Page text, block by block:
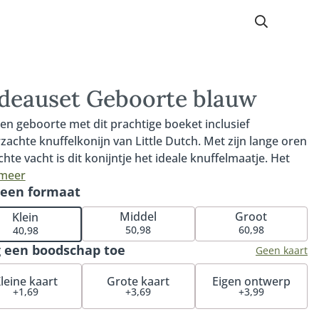
Geboorte blauw
geboorte met dit prachtige boeket inclusief
knuffelkonijn van Little Dutch. Met zijn lange oren
vacht is dit konijntje het ideale knuffelmaatje. Het
wordt met liefde samengesteld door de lokale Fleurop
Het perfecte cadeau om te geven aan de
(groot)ouders. Het boeket wordt met zorg
door de bloemist met de mooiste blauwe,
en witte seizoensbloemen die op dat moment goed
zijn. Daardoor kan het boeket iets afwijken van de
afbeelding.
formaat
Klein
40,98
Middel
50,98
Groot
60,98
een boodschap toe Geen kaart
kaart
+1,69
Grote kaart
+3,69
Eigen ontwerp
+3,99